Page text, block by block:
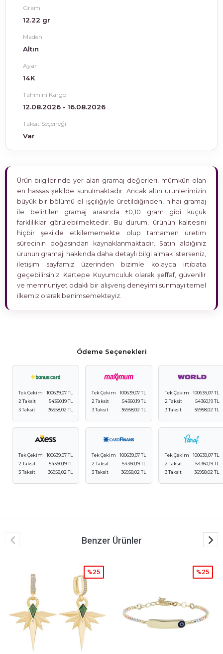
Gram
12.22 gr
Maden
Altın
Ayar
14K
Tahmini Kargo
12.08.2026 - 16.08.2026
Taksit Seçeneği
Var
Ürün bilgilerinde yer alan gramaj değerleri, mümkün olan
en hassas şekilde sunulmaktadır. Ancak altın ürünlerimizin
büyük bir bölümü el işçiliğiyle üretildiğinden, nihai gramaj
ile belirtilen gramaj arasında ±0,10 gram gibi küçük
farklılıklar görülebilmektedir. Bu durum, ürünün kalitesini
hiçbir şekilde etkilememekte olup tamamen üretim
sürecinin doğasından kaynaklanmaktadır. Satın aldığınız
ürünün gramajı hakkında daha detaylı bilgi almak isterseniz,
iletişim sayfamız üzerinden bizimle kolayca irtibata
geçebilirsiniz. Kartepe Kuyumculuk olarak şeffaf, güvenilir
ve memnuniyet odaklı bir alışveriş deneyimi sunmayı temel
ilkemiz olarak benimsemekteyiz.
Ödeme Seçenekleri
Tek Çekim
100639,07 TL
2 Taksit
54360,19 TL
3 Taksit
36958,02 TL
Tek Çekim
100639,07 TL
2 Taksit
54360,19 TL
3 Taksit
36958,02 TL
Tek Çekim
100639,07 TL
2 Taksit
54360,19 TL
3 Taksit
36958,02 TL
Tek Çekim
100639,07 TL
2 Taksit
54360,19 TL
3 Taksit
36958,02 TL
Tek Çekim
100639,07 TL
2 Taksit
54360,19 TL
3 Taksit
36958,02 TL
Tek Çekim
100639,07 TL
2 Taksit
54360,19 TL
3 Taksit
36958,02 TL
Benzer Ürünler
%25 %25